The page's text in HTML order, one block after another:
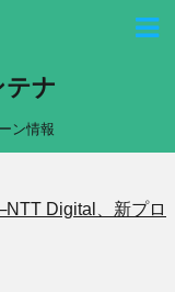
テナ
ン情報
Digital、新プロ